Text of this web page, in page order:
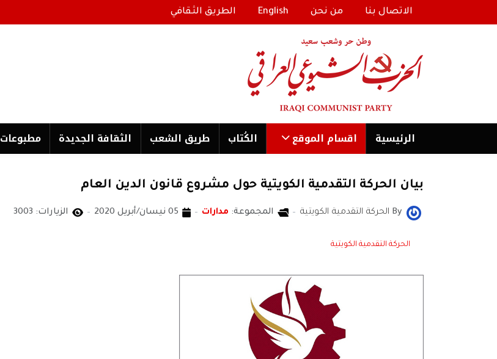
الاتصال بنا من نحن English الطريق الثقافي
الرئیسية اقسام الموقع الكُتاب طریق الشعب الثقافة الجدیدة مطبوعات
بيان الحركة التقدمية الكويتية حول مشروع قانون الدين العام
By الحركة التقدمية الكويتية المجموعة: مدارات 05 نيسان/أبريل 2020 الزيارات: 3003
الحركة التقدمية الكويتية